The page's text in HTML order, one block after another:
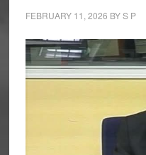
FEBRUARY 11, 2026 BYS P